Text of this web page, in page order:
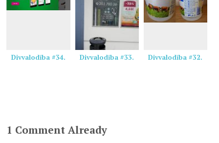
Divvalodība #34. Divvalodība #33. Divvalodība #32.
1 Comment Already